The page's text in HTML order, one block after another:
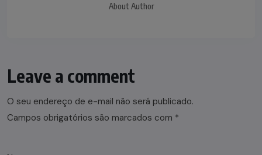
About Author
Leave a comment
O seu endereço de e-mail não será publicado.
Campos obrigatórios são marcados com *